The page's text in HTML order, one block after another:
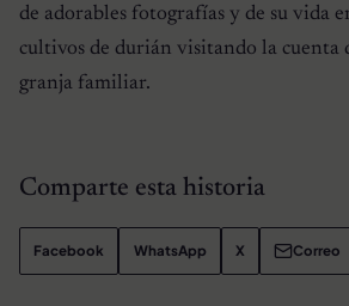
de adorables fotografías y de su vida
cultivos de durián visitando la cuenta
granja familiar.
Comparte esta historia
Facebook WhatsApp X Correo